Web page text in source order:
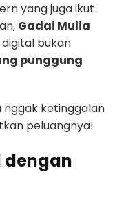
yang juga ikut
Gadai Mulia
bukan
punggung
nggak ketinggalan
peluangnya!
dengan